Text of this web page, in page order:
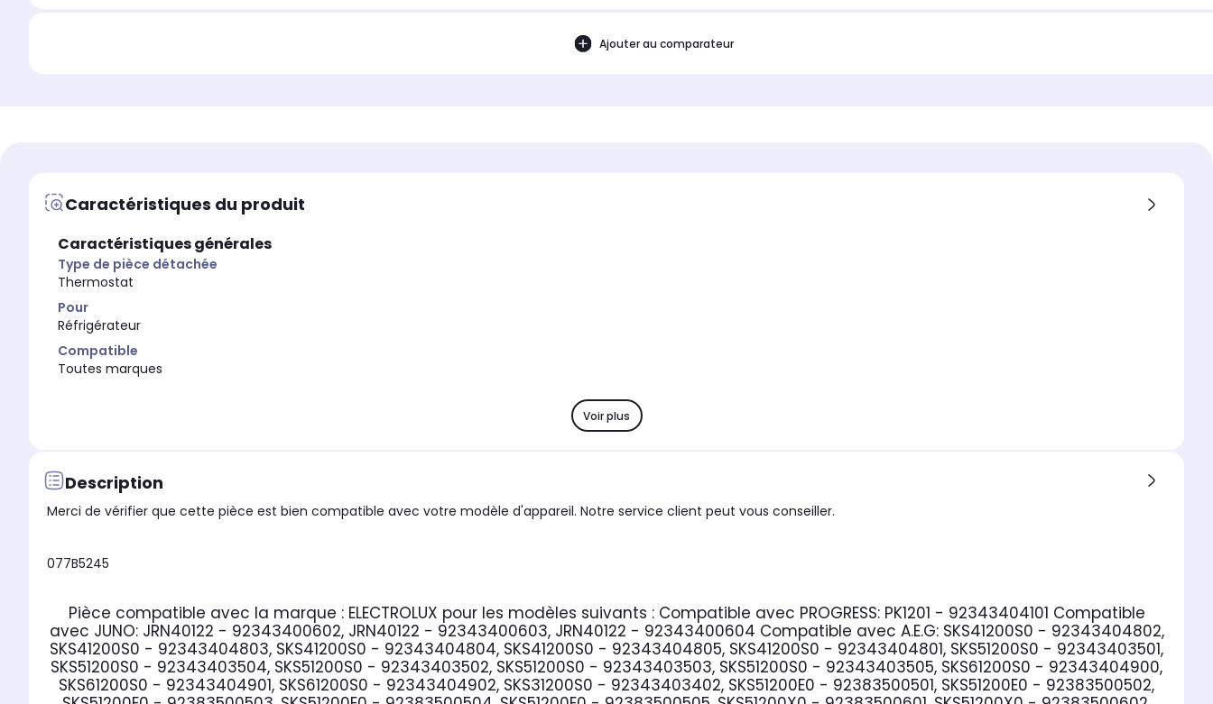
Ajouter au comparateur
Caractéristiques du produit
Caractéristiques générales
Type de pièce détachée
Thermostat
Pour
Réfrigérateur
Compatible
Toutes marques
Voir plus
Description
Merci de vérifier que cette pièce est bien compatible avec votre modèle d'appareil. Notre service client peut vous conseiller.
077B5245
Pièce compatible avec la marque : ELECTROLUX pour les modèles suivants : Compatible avec PROGRESS: PK1201 - 92343404101
avec JUNO: JRN40122 - 92343400602, JRN40122 - 92343400603, JRN40122 - 92343400604 Compatible avec A.E.G: SKS41200S0 - 92343404802,
SKS41200S0 - 92343404803, SKS41200S0 - 92343404804, SKS41200S0 - 92343404805, SKS41200S0 - 92343404801, SKS51200S0 - 92343403501,
SKS51200S0 - 92343403504, SKS51200S0 - 92343403502, SKS51200S0 - 92343403503, SKS51200S0 - 92343403505, SKS61200S0 - 92343404900,
SKS61200S0 - 92343404901, SKS61200S0 - 92343404902, SKS31200S0 - 92343403402, SKS51200E0 - 92383500501, SKS51200E0 - 92383500502,